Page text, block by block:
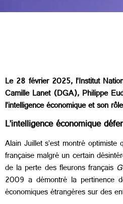
Le 28 février 2025, l’Institut
Camille Lanet (DGA), Philippe
l’intelligence économique et son
L’intelligence économique
Alain Juillet s’est montré optimiste
française malgré un certain
de la perte des fleurons français
2009 a démontré la pertinence
économiques étrangères sur des